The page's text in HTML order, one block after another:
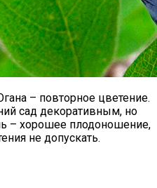
– повторное цветение.
сад декоративным, но
– хорошее плодоношение,
не допускать.